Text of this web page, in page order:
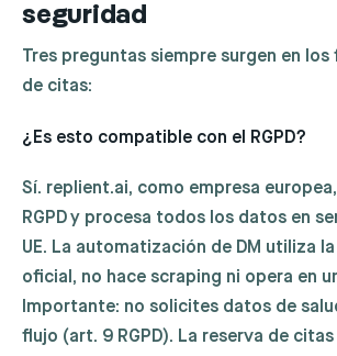
seguridad
Tres preguntas siempre surgen en los
de citas:
¿Es esto compatible con el RGPD?
Sí. replient.ai, como empresa
RGPD y procesa todos los datos en
UE. La automatización de DM utiliza la
oficial, no hace scraping ni opera en
Importante: no solicites datos de
flujo (art. 9 RGPD). La reserva de